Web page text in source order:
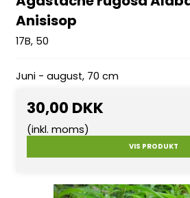
Anisisop
17B, 50
Juni - august, 70 cm
30,00 DKK
(inkl. moms)
VIS PRODUKT